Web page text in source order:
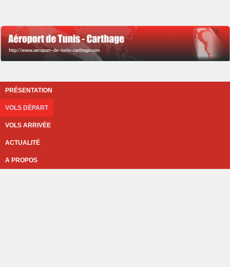
PRÉSENTATION
VOLS DÉPART
VOLS ARRIVÉE
ACTUALITÉ
A PROPOS